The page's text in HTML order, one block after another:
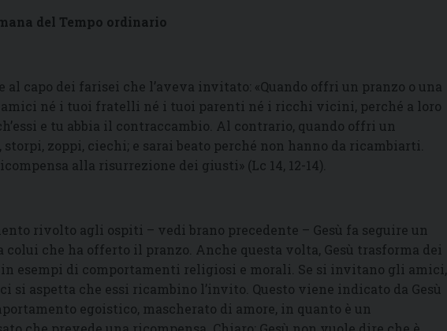
del Tempo ordinario
al capo dei farisei che l’aveva invitato: «Quando offri un pranzo o una
né i tuoi fratelli né i tuoi parenti né i ricchi vicini, perché a loro
e tu abbia il contraccambio. Al contrario, quando offri un
zoppi, ciechi; e sarai beato perché non hanno da ricambiarti.
alla risurrezione dei giusti» (Lc 14, 12-14).
rivolto agli ospiti – vedi brano precedente – Gesù fa seguire un
colui che ha offerto il pranzo. Anche questa volta, Gesù trasforma dei
esempi di comportamenti religiosi e morali. Se si invitano gli amici,
aspetta che essi ricambino l’invito. Questo viene indicato da Gesù
egoistico, mascherato di amore, in quanto è un